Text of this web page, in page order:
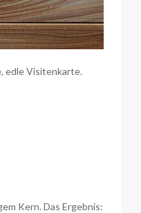
edle Visitenkarte.
Kern. Das Ergebnis: